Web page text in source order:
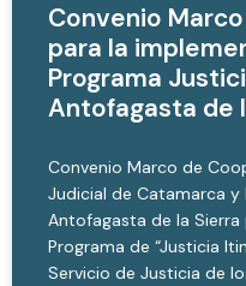
Convenio
para la
Programa
Antofagasta de
Convenio Marco de
Judicial de Catamarca y
Antofagasta de la
Programa de “Justicia
Servicio de Justicia de